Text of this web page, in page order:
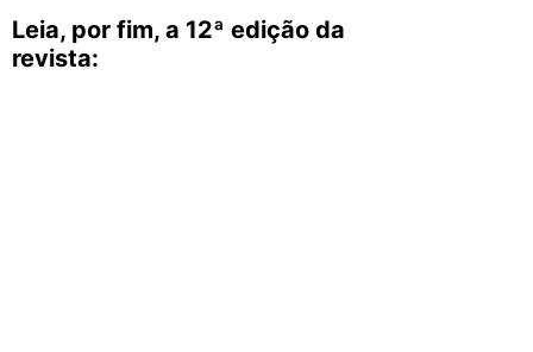
Leia, por fim, a 12ª edição da
revista: